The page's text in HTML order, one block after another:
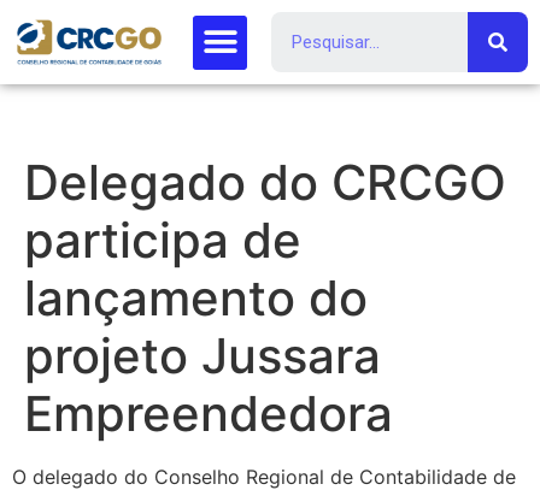
Delegado do CRCGO
participa de
lançamento do
projeto Jussara
Empreendedora
O delegado do Conselho Regional de Contabilidade de